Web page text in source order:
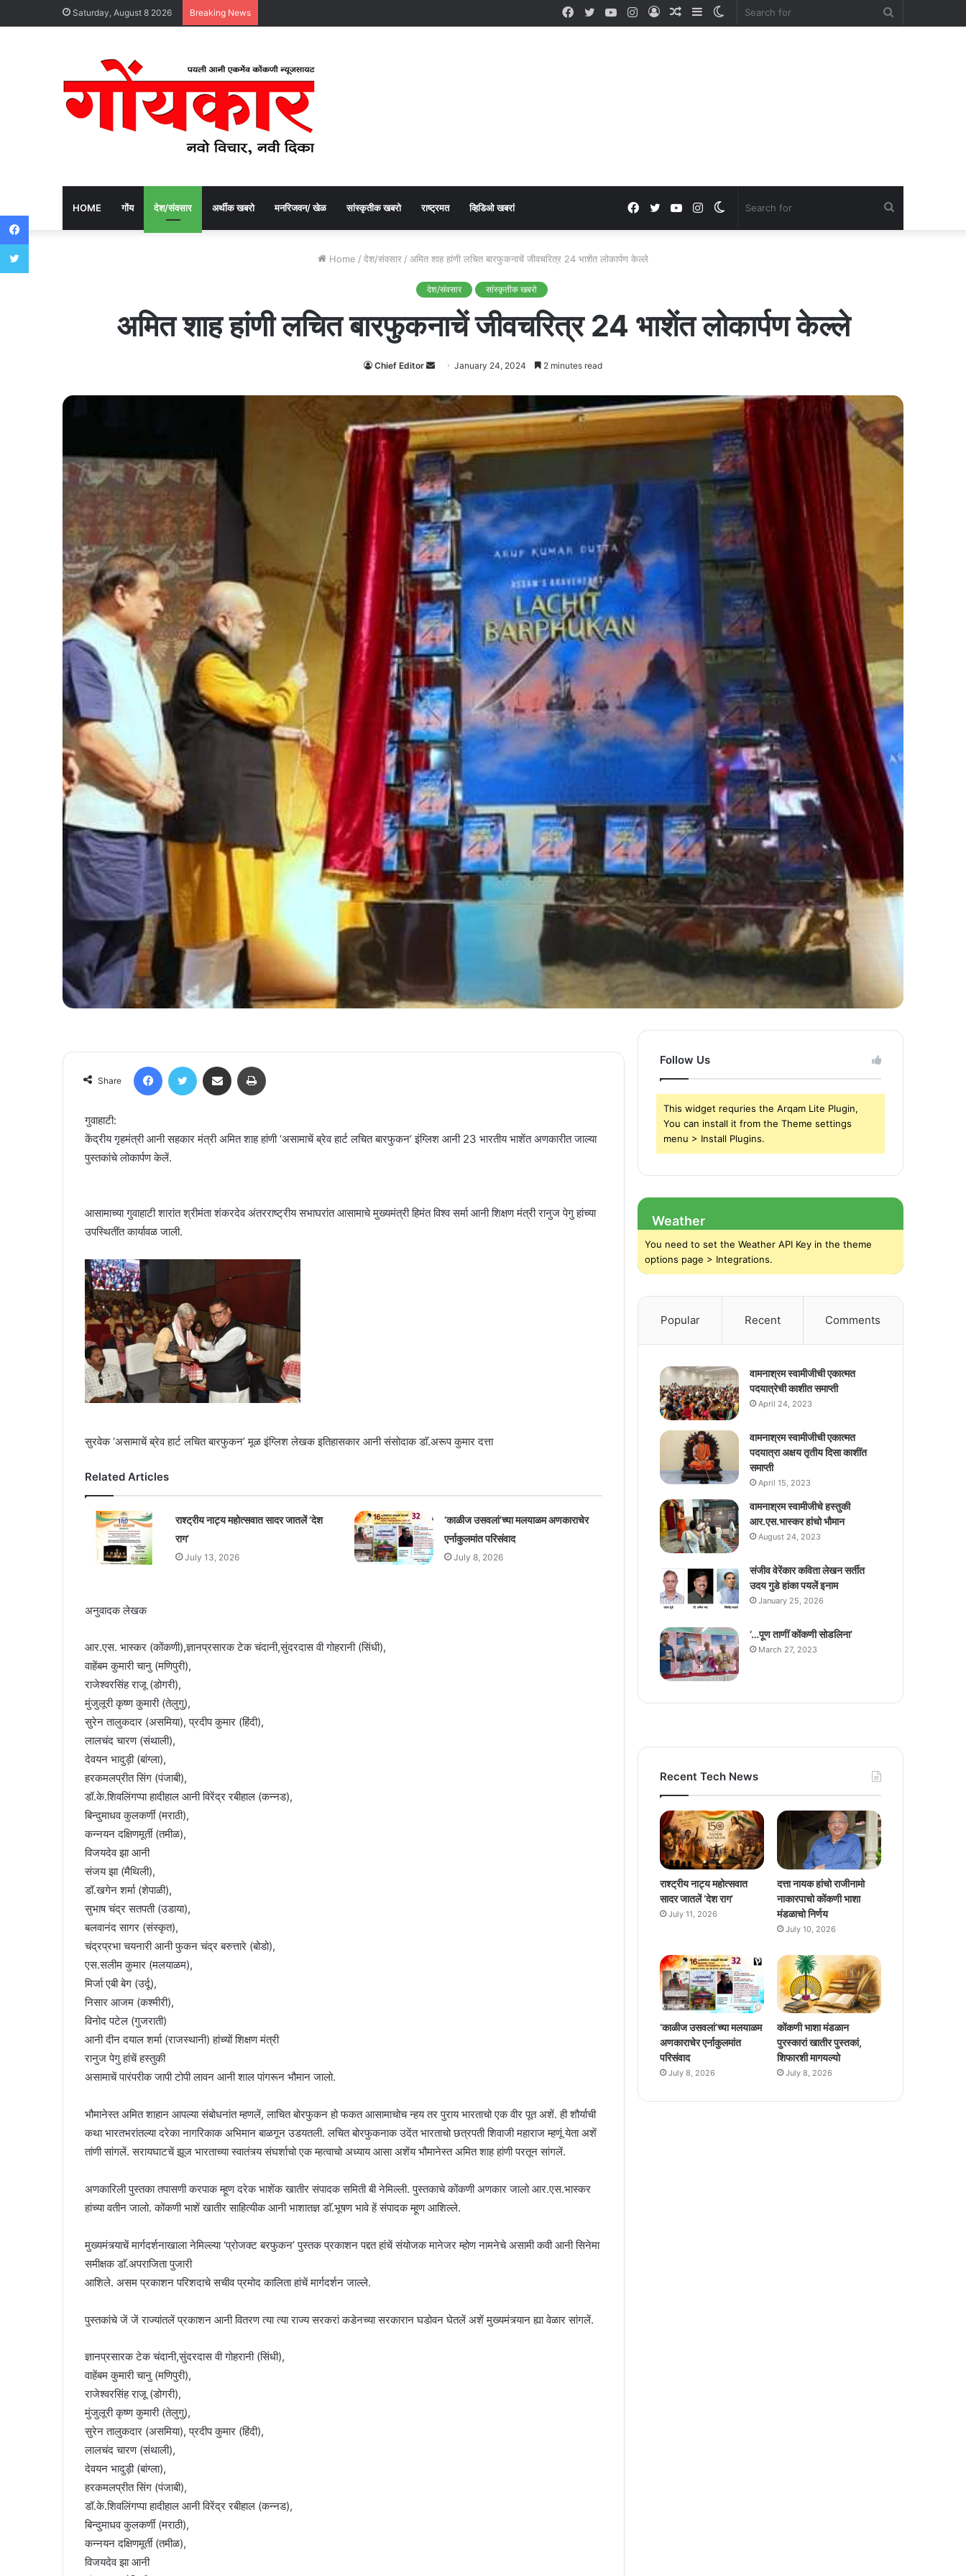
Saturday, August 8 2026 Breaking News
Switch
Sidebar
Random
Log
Instagram
YouTube
Twitter
Facebook
HOME गोंय देश/संवसार अर्थीक खबरो मनरिजवन/ खेळ सांस्कृतीक खबरो राष्ट्रमत व्हिडिओ खबरां Switch
Instagram
YouTube
Twitter
Facebook
Home / देश/संवसार / अमित शाह हांणी लचित बारफुकनाचें जीवचरित्र 24 भाशेंत लोकार्पण केल्ले
देश/संवसार सांस्कृतीक खबरो
अमित शाह हांणी लचित बारफुकनाचें जीवचरित्र 24 भाशेंत लोकार्पण केल्ले
Chief Editor
Send
email
January 24, 2024 2 minutes read
Share
FacebookTwitter Share via Email
गुवाहाटी:
केंद्रीय गृहमंत्री आनी सहकार मंत्री अमित शाह हांणी ‘असामाचें ब्रेव हार्ट लचित बारफुकन’ इंग्लिश आनी 23 भारतीय भाशेंत अणकारीत जाल्या
पुस्तकांचे लोकार्पण केलें.
आसामाच्या गुवाहाटी शारांत श्रीमंता शंकरदेव अंतरराष्ट्रीय सभाघरांत आसामाचे मुख्यमंत्री हिमंत विश्व सर्मा आनी शिक्षण मंत्री रानुज पेगु हांच्या
उपस्थितींत कार्यावळ जाली.
सुरवेक ‘असामाचें ब्रेव हार्ट लचित बारफुकन’ मूळ इंग्लिश लेखक इतिहासकार आनी संसोदाक डाॅ.अरूप कुमार दत्ता
Related Articles
राश्ट्रीय नाट्य महोत्सवात सादर जातलें ‘देश
राग’
July 13, 2026
‘काळीज उसवलां’च्या मलयाळम अणकाराचेर
एर्नाकुलमांत परिसंवाद
July 8, 2026
अनुवादक लेखक
आर.एस. भास्कर (कोंकणी),ज्ञानप्रसारक टेक चंदानी,सुंदरदास वी गोहरानी (सिंधी),
वाहेंबम कुमारी चानु (मणिपुरी),
राजेश्वरसिंह राजू (डोगरी),
मुंजुलूरी कृष्ण कुमारी (तेलुगु),
सुरेन तालुकदार (असमिया), प्रदीप कुमार (हिंदी),
लालचंद चारण (संथाली),
देवयन भादुड़ी (बांग्ला),
हरकमलप्रीत सिंग (पंजाबी),
डॉ.के.शिवलिंगप्पा हादीहाल आनी विरेंद्र रबीहाल (कन्नड),
बिन्दुमाधव कुलकर्णी (मराठी),
कन्नयन दक्षिणमूर्ती (तमीळ),
विजयदेव झा आनी
संजय झा (मैथिली),
डॉ.खगेन शर्मा (शेपाळी),
सुभाष चंद्र सतपती (उडाया),
बलवानंद सागर (संस्कृत),
चंद्रप्रभा चयनारी आनी फुकन चंद्र बरुत्तारे (बोडो),
एस.सलीम कुमार (मलयाळम),
मिर्जा एबी बेग (उर्दू),
निसार आजम (कश्मीरी),
विनोद पटेल (गुजराती)
आनी दीन दयाल शर्मा (राजस्थानी) हांच्यों शिक्षण मंत्री
रानुज पेगु हांचें हस्तुकी
असामाचें पारंपरीक जापी टोपी लावन आनी शाल पांगरून भौमान जालो.
भौमानेस्त अमित शाहान आपल्या संबोधनांत म्हणलें, लाचित बोरफुकन हो फकत आसामाचोच न्हय तर पुराय भारताचो एक वीर पूत अशें. ही शौर्याची
कथा भारतभरांतल्या दरेका नागरिकाक अभिमान बाळगून उडयतली. लचित बोरफुकनाक उदेंत भारताचो छत्रपती शिवाजी महाराज म्हणूं येता अशें
तांणी सांगलें. सरायघाटचें झूज भारताच्या स्वातंत्र्य संघर्शाचो एक म्हत्वाचो अध्याय आसा अशेंय भौमानेस्त अमित शाह हांणी परतून सांगलें.
अणकारिली पुस्तका तपासणी करपाक म्हूण दरेक भाशेंक खातीर संपादक समिती बी नेमिल्ली. पुस्तकाचे कोंकणी अणकार जालो आर.एस.भास्कर
हांच्या वतीन जालो. कोंकणी भाशें खातीर साहित्यीक आनी भाशातज्ञ डाॅ.भूषण भावे हें संपादक म्हूण आशिल्ले.
मुख्यमंत्र्याचें मार्गदर्शनाखाला नेमिल्ल्या ‘प्रोजक्ट बरफुकन’ पुस्तक प्रकाशन पद्दत हांचें संयोजक मानेजर म्होण नामनेचे असामी कवी आनी सिनेमा
समीक्षक डाॅ.अपराजिता पुजारी
आशिले. असम प्रकाशन परिशदाचे सचीव प्रमोद कालिता हांचें मार्गदर्शन जाल्ले.
पुस्तकांचे जें जें राज्यांतलें प्रकाशन आनी वितरण त्या त्या राज्य सरकरां कडेनच्या सरकारान घडोवन घेतलें अशें मुख्यमंत्र्यान ह्या वेळार सांगलें.
ज्ञानप्रसारक टेक चंदानी,सुंदरदास वी गोहरानी (सिंधी),
वाहेंबम कुमारी चानु (मणिपुरी),
राजेश्वरसिंह राजू (डोगरी),
मुंजुलूरी कृष्ण कुमारी (तेलुगु),
सुरेन तालुकदार (असमिया), प्रदीप कुमार (हिंदी),
लालचंद चारण (संथाली),
देवयन भादुड़ी (बांग्ला),
हरकमलप्रीत सिंग (पंजाबी),
डॉ.के.शिवलिंगप्पा हादीहाल आनी विरेंद्र रबीहाल (कन्नड),
बिन्दुमाधव कुलकर्णी (मराठी),
कन्नयन दक्षिणमूर्ती (तमीळ),
विजयदेव झा आनी
Follow Us
This widget requries the Arqam Lite Plugin,
You can install it from the Theme settings
menu > Install Plugins.
Weather
You need to set the Weather API Key in the theme
options page > Integrations.
Popular Recent Comments
वामनाश्रम स्वामीजीची एकात्मत
पदयात्रेची काशीत समाप्ती
April 24, 2023
वामनाश्रम स्वामीजीची एकात्मत
पदयात्रा अक्षय तृतीय दिसा काशींत
समाप्ती
April 15, 2023
वामनाश्रम स्वामीजीचे हस्तुकी
आर.एस.भास्कर हांचो भौमान
August 24, 2023
संजीव वेरेंकार कविता लेखन सर्तीत
उदय गुडे हांका पयलें इनाम
January 25, 2026
‘…पूण ताणीं कोंकणी सोडलिना’
March 27, 2023
Recent Tech News
राश्ट्रीय नाट्य महोत्सवात
सादर जातलें ‘देश राग’
July 11, 2026
दत्ता नायक हांचो राजीनामो
नाकारपाचो कोंकणी भाशा
मंडळाचो निर्णय
July 10, 2026
‘काळीज उसवलां’च्या मलयाळम
अणकाराचेर एर्नाकुलमांत
परिसंवाद
July 8, 2026
कोंकणी भाशा मंडळान
पुरस्कारां खातीर पुस्तकां,
शिफारशी मागयल्यो
July 8, 2026
Facebook
Twitter